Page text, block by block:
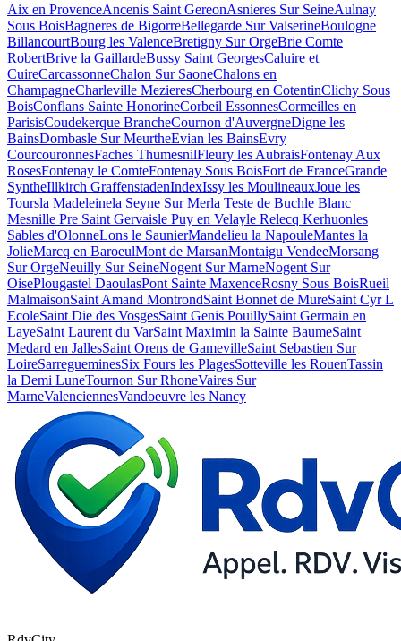
Aix en ProvenceAncenis Saint GereonAsnieres Sur SeineAulnay
Sous BoisBagneres de BigorreBellegarde Sur ValserineBoulogne
BillancourtBourg les ValenceBretigny Sur OrgeBrie Comte
RobertBrive la GaillardeBussy Saint GeorgesCaluire et
CuireCarcassonneChalon Sur SaoneChalons en
ChampagneCharleville MezieresCherbourg en CotentinClichy Sous
BoisConflans Sainte HonorineCorbeil EssonnesCormeilles en
ParisisCoudekerque BrancheCournon d'AuvergneDigne les
BainsDombasle Sur MeurtheEvian les BainsEvry
CourcouronnesFaches ThumesnilFleury les AubraisFontenay Aux
RosesFontenay le ComteFontenay Sous BoisFort de FranceGrande
SyntheIllkirch GraffenstadenIndexIssy les MoulineauxJoue les
Toursla Madeleinela Seyne Sur Merla Teste de Buchle Blanc
Mesnille Pre Saint Gervaisle Puy en Velayle Relecq Kerhuonles
Sables d'OlonneLons le SaunierMandelieu la NapouleMantes la
JolieMarcq en BaroeulMont de MarsanMontaigu VendeeMorsang
Sur OrgeNeuilly Sur SeineNogent Sur MarneNogent Sur
OisePlougastel DaoulasPont Sainte MaxenceRosny Sous BoisRueil
MalmaisonSaint Amand MontrondSaint Bonnet de MureSaint Cyr L
EcoleSaint Die des VosgesSaint Genis PouillySaint Germain en
LayeSaint Laurent du VarSaint Maximin la Sainte BaumeSaint
Medard en JallesSaint Orens de GamevilleSaint Sebastien Sur
LoireSarregueminesSix Fours les PlagesSotteville les RouenTassin
la Demi LuneTournon Sur RhoneVaires Sur
MarneValenciennesVandoeuvre les Nancy